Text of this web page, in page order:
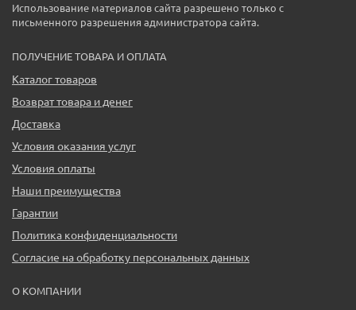
Использование материалов сайта разрешено только с
письменного разрешения администратора сайта.
ПОЛУЧЕНИЕ ТОВАРА И ОПЛАТА
Каталог товаров
Возврат товара и денег
Доставка
Условия оказания услуг
Условия оплаты
Наши преимущества
Гарантии
Политика конфиденциальности
Согласие на обработку персональных данных
О КОМПАНИИ